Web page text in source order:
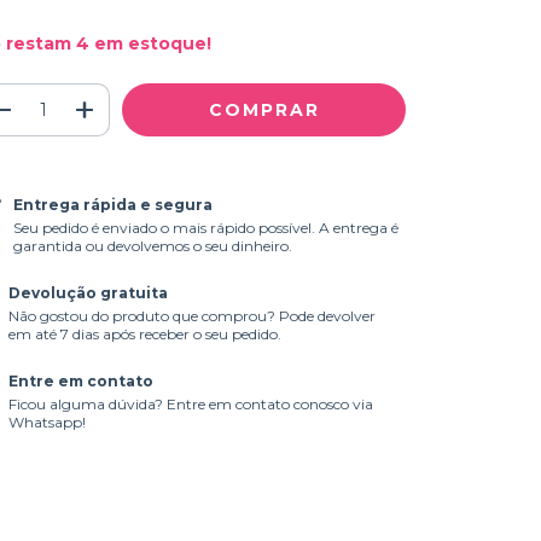
restam 4 em estoque!
Entrega rápida e segura
Seu pedido é enviado o mais rápido possível. A entrega é
garantida ou devolvemos o seu dinheiro.
Devolução gratuita
Não gostou do produto que comprou? Pode devolver
em até 7 dias após receber o seu pedido.
Entre em contato
Ficou alguma dúvida? Entre em contato conosco via
Whatsapp!